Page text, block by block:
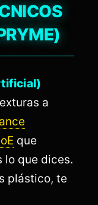
a
que
lo que dices.
plástico, te